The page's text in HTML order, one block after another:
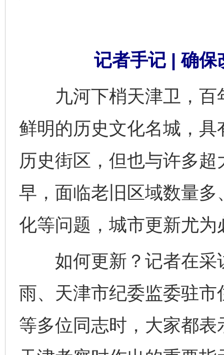
记者手记 | 确保
九河下梢天津卫，百
鲜明的历史文化名城，
历史街区，但也与许多
早，面临老旧区域数量
化等问题，城市更新尤为
如何更新？记者在采
雨、天津市纪委监委驻
等多位同志时，大家都